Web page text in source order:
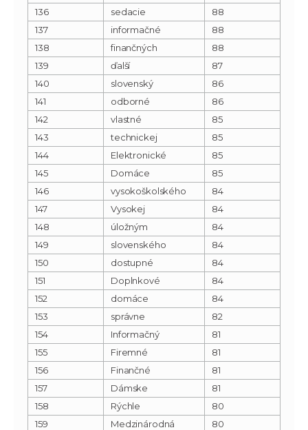
136
sedacie
88
137
informačné
88
138
finančných
88
139
ďalší
87
140
slovenský
86
141
odborné
86
142
vlastné
85
143
technickej
85
144
Elektronické
85
145
Domáce
85
146
vysokoškolského
84
147
Vysokej
84
148
úložným
84
149
slovenského
84
150
dostupné
84
151
Doplnkové
84
152
domáce
84
153
správne
82
154
Informačný
81
155
Firemné
81
156
Finančné
81
157
Dámske
81
158
Rýchle
80
159
Medzinárodná
80